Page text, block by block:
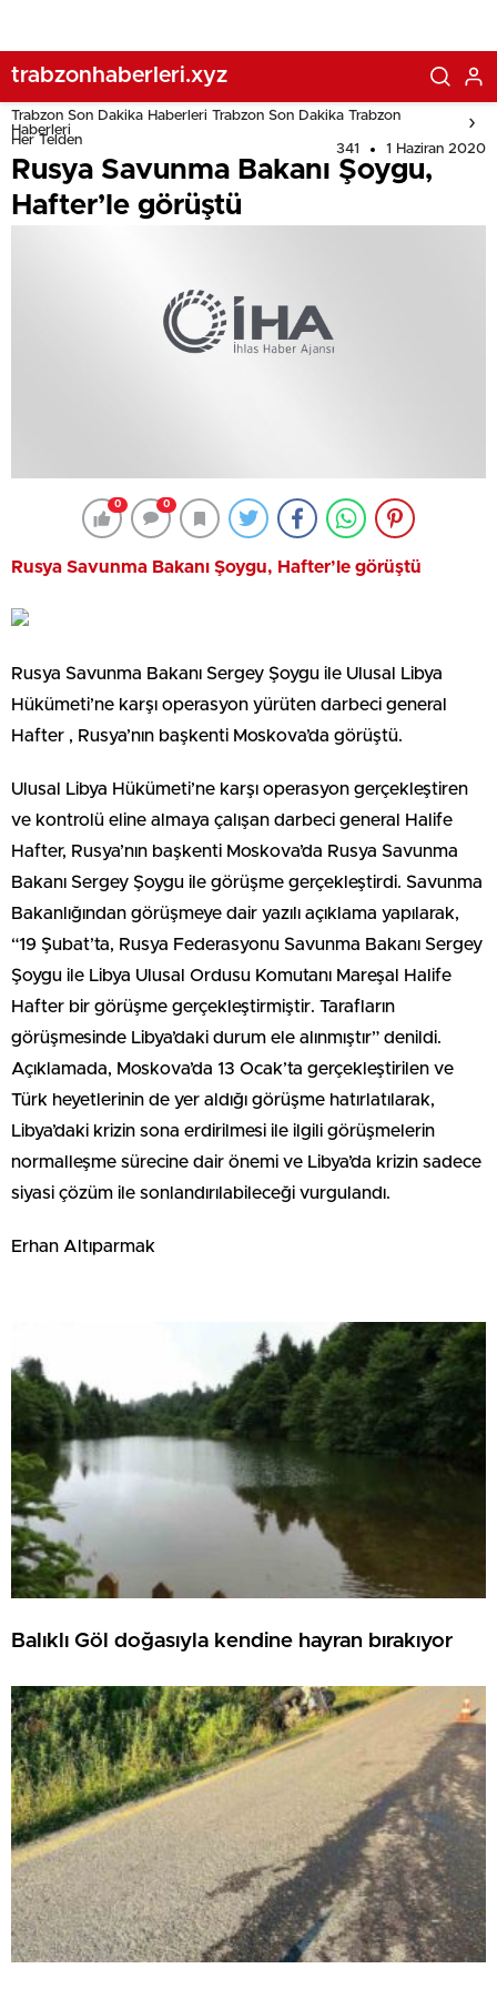
trabzonhaberleri.xyz
Trabzon Son Dakika Haberleri Trabzon Son Dakika Trabzon
Haberleri
Her Telden
341 1 Haziran 2020
Rusya Savunma Bakanı Şoygu,
Hafter’le görüştü
0 0
Rusya Savunma Bakanı Şoygu, Hafter’le görüştü
Rusya Savunma Bakanı Sergey Şoygu ile Ulusal Libya
Hükümeti’ne karşı operasyon yürüten darbeci general
Hafter , Rusya’nın başkenti Moskova’da görüştü.
Ulusal Libya Hükümeti’ne karşı operasyon gerçekleştiren
ve kontrolü eline almaya çalışan darbeci general Halife
Hafter, Rusya’nın başkenti Moskova’da Rusya Savunma
Bakanı Sergey Şoygu ile görüşme gerçekleştirdi. Savunma
Bakanlığından görüşmeye dair yazılı açıklama yapılarak,
“19 Şubat’ta, Rusya Federasyonu Savunma Bakanı Sergey
Şoygu ile Libya Ulusal Ordusu Komutanı Mareşal Halife
Hafter bir görüşme gerçekleştirmiştir. Tarafların
görüşmesinde Libya’daki durum ele alınmıştır” denildi.
Açıklamada, Moskova’da 13 Ocak’ta gerçekleştirilen ve
Türk heyetlerinin de yer aldığı görüşme hatırlatılarak,
Libya’daki krizin sona erdirilmesi ile ilgili görüşmelerin
normalleşme sürecine dair önemi ve Libya’da krizin sadece
siyasi çözüm ile sonlandırılabileceği vurgulandı.
Erhan Altıparmak
Balıklı Göl doğasıyla kendine hayran bırakıyor